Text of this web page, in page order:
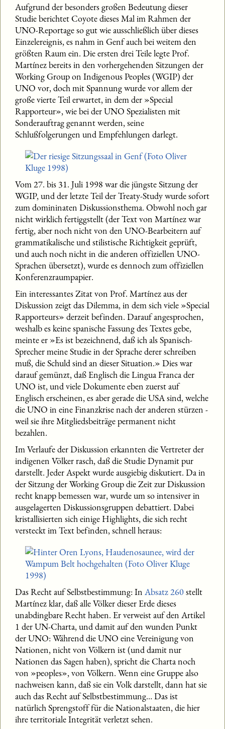
Aufgrund der besonders großen Bedeutung dieser
Studie berichtet Coyote dieses Mal im Rahmen der
UNO-Reportage so gut wie ausschließlich über dieses
Einzelereignis, es nahm in Genf auch bei weitem den
größten Raum ein. Die ersten drei Teile legte Prof.
Martínez bereits in den vorhergehenden Sitzungen der
Working Group on Indigenous Peoples (WGIP) der
UNO vor, doch mit Spannung wurde vor allem der
große vierte Teil erwartet, in dem der »Special
Rapporteur», wie bei der UNO Spezialisten mit
Sonderauftrag genannt werden, seine
Schlußfolgerungen und Empfehlungen darlegt.
Vom 27. bis 31. Juli 1998 war die jüngste Sitzung der
WGIP, und der letzte Teil der Treaty-Study wurde sofort
zum domininaten Diskussionsthema. Obwohl noch gar
nicht wirklich fertiggstellt (der Text von Martínez war
fertig, aber noch nicht von den UNO-Bearbeitern auf
grammatikalische und stilistische Richtigkeit geprüft,
und auch noch nicht in die anderen offiziellen UNO-
Sprachen übersetzt), wurde es dennoch zum offiziellen
Konferenzraumpapier.
Ein interessantes Zitat von Prof. Martínez aus der
Diskussion zeigt das Dilemma, in dem sich viele »Special
Rapporteurs» derzeit befinden. Darauf angesprochen,
weshalb es keine spanische Fassung des Textes gebe,
meinte er »Es ist bezeichnend, daß ich als Spanisch-
Sprecher meine Studie in der Sprache derer schreiben
muß, die Schuld sind an dieser Situation.» Dies war
darauf gemünzt, daß Englisch die Lingua Franca der
UNO ist, und viele Dokumente eben zuerst auf
Englisch erscheinen, es aber gerade die USA sind, welche
die UNO in eine Finanzkrise nach der anderen stürzen -
weil sie ihre Mitgliedsbeiträge permanent nicht
bezahlen.
Im Verlaufe der Diskussion erkannten die Vertreter der
indigenen Völker rasch, daß die Studie Dynamit pur
darstellt. Jeder Aspekt wurde ausgiebig diskutiert. Da in
der Sitzung der Working Group die Zeit zur Diskussion
recht knapp bemessen war, wurde um so intensiver in
ausgelagerten Diskussionsgruppen debattiert. Dabei
kristallisierten sich einige Highlights, die sich recht
versteckt im Text befinden, schnell heraus:
Das Recht auf Selbstbestimmung: InAbsatz 260stellt
Martínez klar, daß alle Völker dieser Erde dieses
unabdingbare Recht haben. Er verweist auf den Artikel
1 der UN-Charta, und damit auf den wunden Punkt
der UNO: Während die UNO eine Vereinigung von
Nationen, nicht von Völkern ist (und damit nur
Nationen das Sagen haben), spricht die Charta noch
von »peoples», von Völkern. Wenn eine Gruppe also
nachweisen kann, daß sie ein Volk darstellt, dann hat sie
auch das Recht auf Selbstbestimmung… Das ist
natürlich Sprengstoff für die Nationalstaaten, die hier
ihre territoriale Integrität verletzt sehen.